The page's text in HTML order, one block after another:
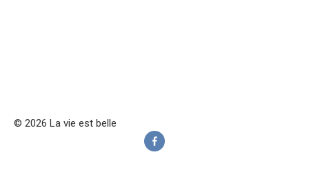
© 2026 La vie est belle